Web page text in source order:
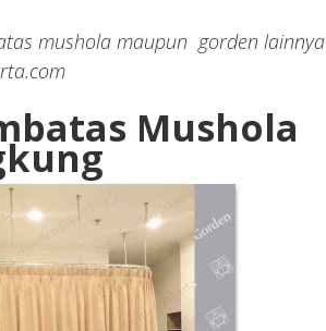
mushola maupun gorden lainnya
Mushola